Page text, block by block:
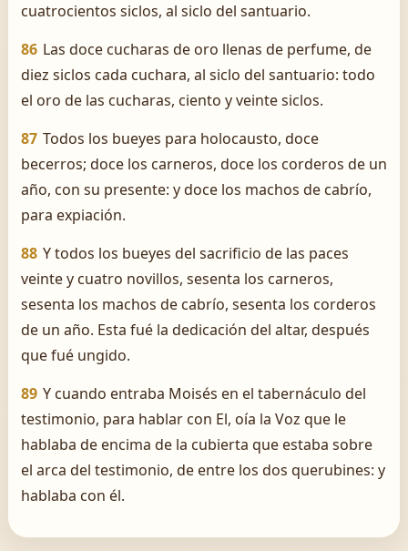
cuatrocientos siclos, al siclo del santuario.
86 Las doce cucharas de oro llenas de perfume, de
diez siclos cada cuchara, al siclo del santuario: todo
el oro de las cucharas, ciento y veinte siclos.
87 Todos los bueyes para holocausto, doce
becerros; doce los carneros, doce los corderos de un
año, con su presente: y doce los machos de cabrío,
para expiación.
88 Y todos los bueyes del sacrificio de las paces
veinte y cuatro novillos, sesenta los carneros,
sesenta los machos de cabrío, sesenta los corderos
de un año. Esta fué la dedicación del altar, después
que fué ungido.
89 Y cuando entraba Moisés en el tabernáculo del
testimonio, para hablar con El, oía la Voz que le
hablaba de encima de la cubierta que estaba sobre
el arca del testimonio, de entre los dos querubines: y
hablaba con él.